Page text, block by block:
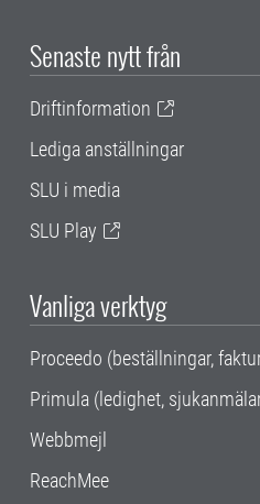
Senaste nytt från
Driftinformation
Lediga anställningar
SLU i media
SLU Play
Vanliga verktyg
Proceedo (beställningar,
Primula (ledighet,
Webbmejl
ReachMee